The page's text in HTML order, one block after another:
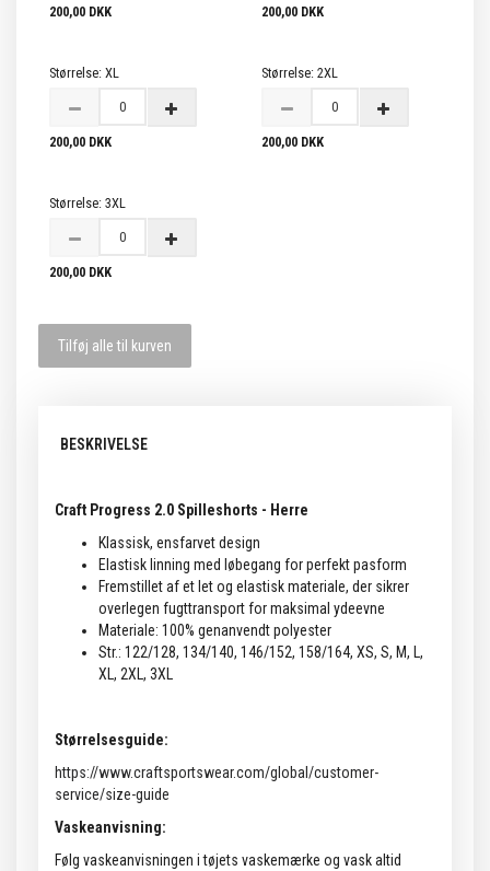
200,00 DKK 200,00 DKK
Størrelse: XL
200,00 DKK
Størrelse: 2XL
200,00 DKK
Størrelse: 3XL
200,00 DKK
Tilføj alle til kurven
BESKRIVELSE
Craft Progress 2.0 Spilleshorts - Herre
Klassisk, ensfarvet design
Elastisk linning med løbegang for perfekt pasform
Fremstillet af et let og elastisk materiale, der sikrer
overlegen fugttransport for maksimal ydeevne
Materiale: 100% genanvendt polyester
Str.: 122/128, 134/140, 146/152, 158/164, XS, S, M, L,
XL, 2XL, 3XL
Størrelsesguide:
https://www.craftsportswear.com/global/customer-
service/size-guide
Vaskeanvisning:
Følg vaskeanvisningen i tøjets vaskemærke og vask altid